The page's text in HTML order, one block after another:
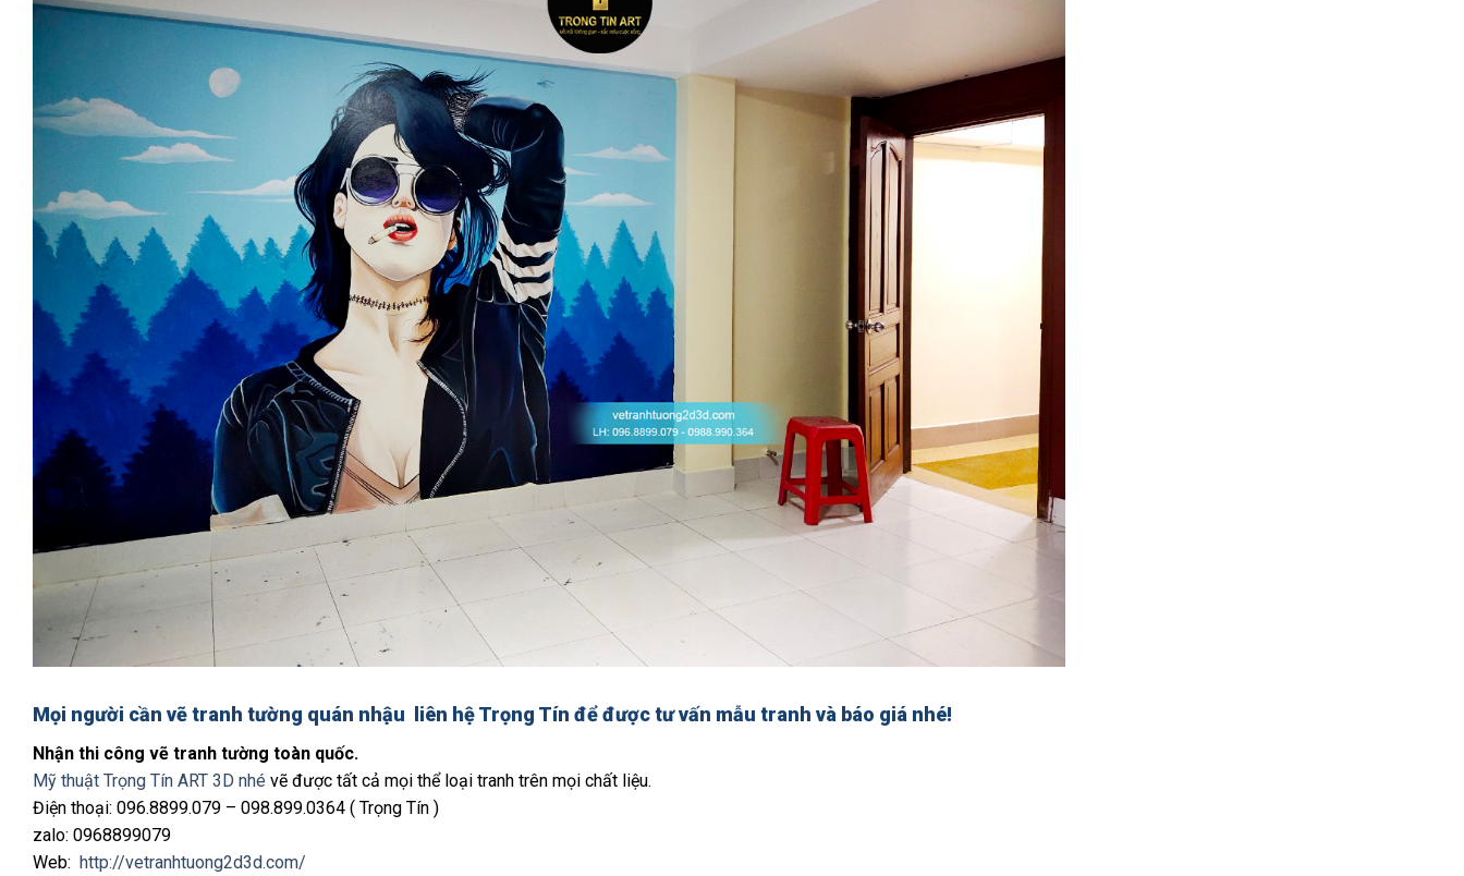
Mọi người cần vẽ tranh tường quán nhậu liên hệ Trọng Tín để được tư vấn mẫu tranh và báo giá nhé!
Nhận thi công vẽ tranh tường toàn quốc.
Mỹ thuật Trọng Tín ART 3D nhé vẽ được tất cả mọi thể loại tranh trên mọi chất liệu.
Điện thoại: 096.8899.079 – 098.899.0364 ( Trọng Tín )
zalo: 0968899079
Web: http://vetranhtuong2d3d.com/